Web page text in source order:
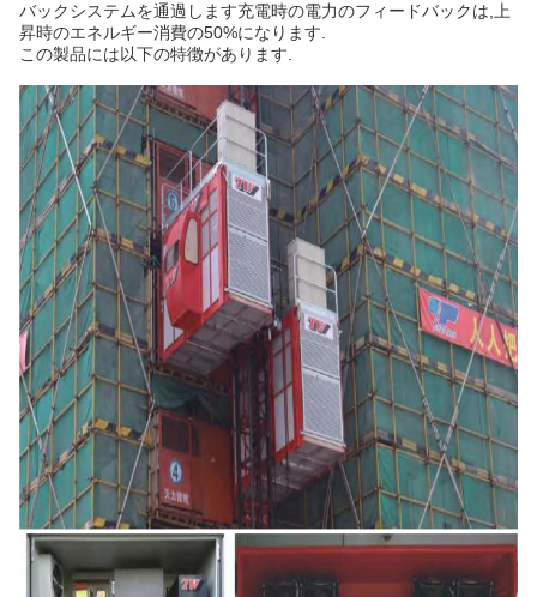
バックシステムを通過します充電時の電力のフィードバックは,上
昇時のエネルギー消費の50%になります.
この製品には以下の特徴があります.